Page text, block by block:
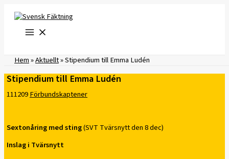
innehåll
Hem»Aktuellt»Stipendium till Emma Ludén
Stipendium till Emma Ludén
111209Förbundskaptener
Sextonåring med sting(SVT Tvärsnytt den 8 dec)
Inslag i Tvärsnytt